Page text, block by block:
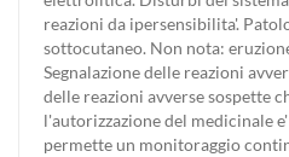
reazioni da ipersensibilita'.
sottocutaneo. Non nota:
Segnalazione delle reazioni
delle reazioni avverse sospette
l'autorizzazione del medicinale
permette un monitoraggio